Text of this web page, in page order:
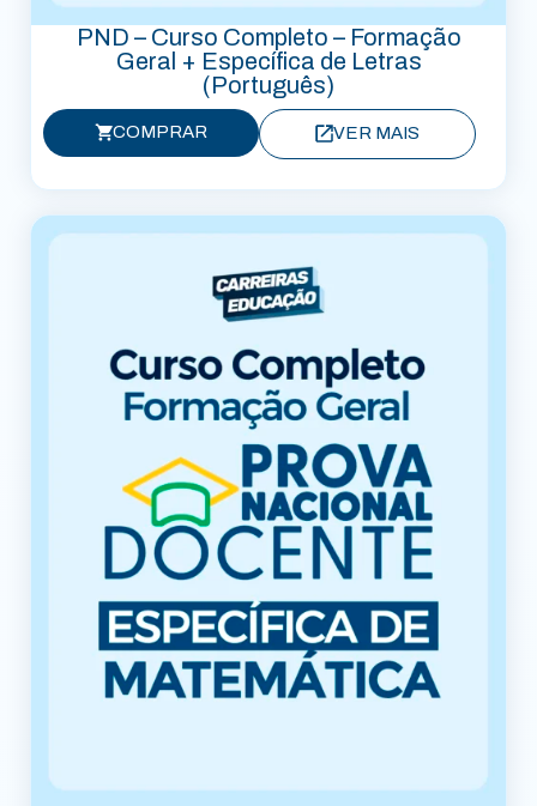
PND – Curso Completo – Formação
Geral + Específica de Letras
(Português)
COMPRAR VER MAIS